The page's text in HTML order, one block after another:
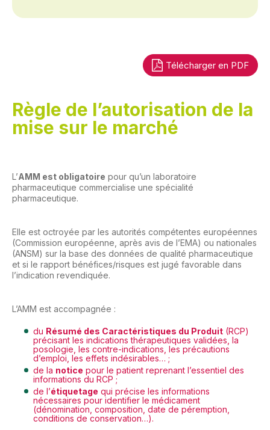
Télécharger en PDF
Règle de l’autorisation de la
mise sur le marché
L’AMM est obligatoire pour qu’un laboratoire
pharmaceutique commercialise une spécialité
pharmaceutique.
Elle est octroyée par les autorités compétentes européennes
(Commission européenne, après avis de l’EMA) ou nationales
(ANSM) sur la base des données de qualité pharmaceutique
et si le rapport bénéfices/risques est jugé favorable dans
l’indication revendiquée.
L’AMM est accompagnée :
du Résumé des Caractéristiques du Produit (RCP)
précisant les indications thérapeutiques validées, la
posologie, les contre-indications, les précautions
d’emploi, les effets indésirables… ;
de la notice pour le patient reprenant l’essentiel des
informations du RCP ;
de l’étiquetage qui précise les informations
nécessaires pour identifier le médicament
(dénomination, composition, date de péremption,
conditions de conservation…).